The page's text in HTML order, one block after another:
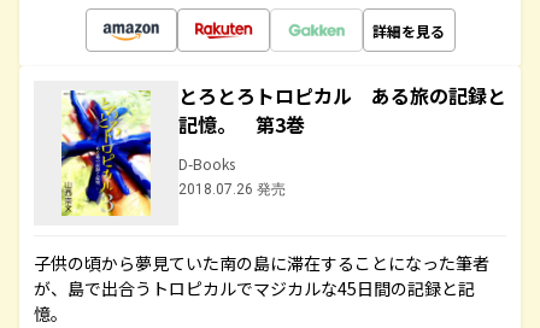
詳細を見る
とろとろトロピカル ある旅の記録と
記憶。 第3巻
D-Books
2018.07.26 発売
子供の頃から夢見ていた南の島に滞在することになった筆者
が、島で出合うトロピカルでマジカルな45日間の記録と記
憶。